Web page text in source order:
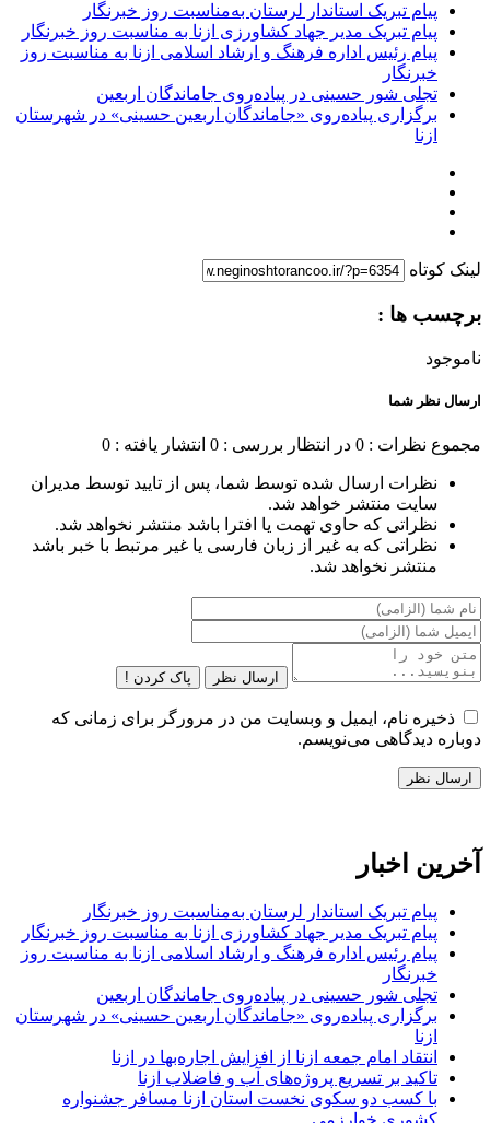
پیام تبریک استاندار لرستان به‌مناسبت روز خبرنگار
پیام تبریک مدیر جهاد کشاورزی ازنا به مناسبت روز خبرنگار
پیام رئیس اداره فرهنگ و ارشاد اسلامی ازنا به مناسبت روز
خبرنگار
تجلی شور حسینی در پیاده‌روی جاماندگان اربعین
برگزاری پیاده‌روی «جاماندگان اربعین حسینی» در شهرستان
ازنا
لینک کوتاه
برچسب ها :
ناموجود
ارسال نظر شما
مجموع نظرات : 0 در انتظار بررسی : 0 انتشار یافته : 0
نظرات ارسال شده توسط شما، پس از تایید توسط مدیران
سایت منتشر خواهد شد.
نظراتی که حاوی تهمت یا افترا باشد منتشر نخواهد شد.
نظراتی که به غیر از زبان فارسی یا غیر مرتبط با خبر باشد
منتشر نخواهد شد.
ارسال نظر پاک کردن !
ذخیره نام، ایمیل و وبسایت من در مرورگر برای زمانی که
دوباره دیدگاهی می‌نویسم.
آخرین اخبار
پیام تبریک استاندار لرستان به‌مناسبت روز خبرنگار
پیام تبریک مدیر جهاد کشاورزی ازنا به مناسبت روز خبرنگار
پیام رئیس اداره فرهنگ و ارشاد اسلامی ازنا به مناسبت روز
خبرنگار
تجلی شور حسینی در پیاده‌روی جاماندگان اربعین
برگزاری پیاده‌روی «جاماندگان اربعین حسینی» در شهرستان
ازنا
انتقاد امام جمعه ازنا از افزایش اجاره‌بها در ازنا
تاکید بر تسریع پروژه‌های آب و فاضلاب ازنا
با کسب دو سکوی نخست استان ازنا مسافر جشنواره
کشوری خوارزمی